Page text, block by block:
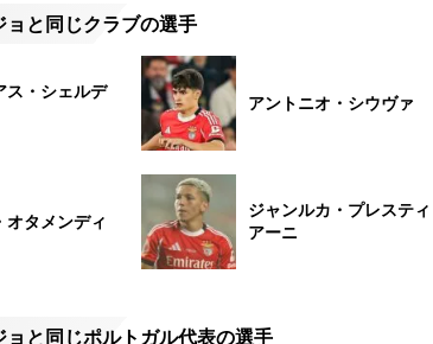
ョと同じクラブの選手
ス・シェルデ
アントニオ・シウヴァ
オタメンディ
ジャンルカ・プレスティ
アーニ
ョと同じポルトガル代表の選手